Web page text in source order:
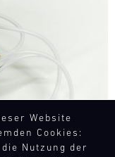
Website
Cookies:
Nutzung der